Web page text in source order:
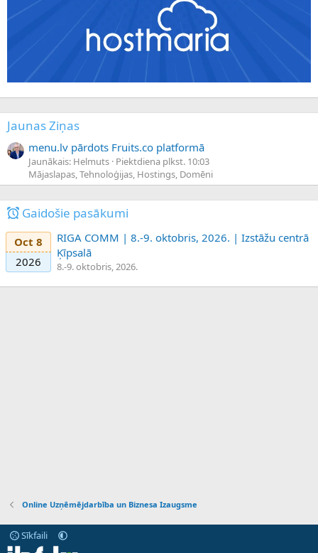
Jaunas Ziņas
menu.lv pārdots Fruits.co platformā
Jaunākais: Helmuts Piektdiena plkst. 10:03
Mājaslapas, Tehnoloģijas, Hostings, Domēni
Gaidošie pasākumi
Oct 8
2026
RIGA COMM | 8.-9. oktobris, 2026. | Izstāžu centrā
Ķīpsalā
8.-9. oktobris, 2026.
Online Uzņēmējdarbība un Biznesa Izaugsme
Sīkfaili